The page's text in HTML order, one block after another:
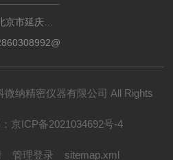
京市延庆区
关村延庆园
纳精密仪器有限公司 All Rights
京ICP备2021034692号-4
管理登录 sitemap.xml